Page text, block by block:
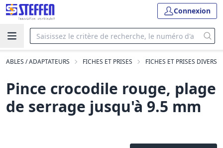
Connexion
/ ADAPTATEURS FICHES ET PRISES FICHES ET PRISES DIVERS
Pince crocodile rouge, plage
de serrage jusqu'à 9.5 mm